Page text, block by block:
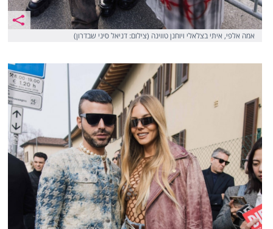
אמה אלפי, איתי בצלאלי ויוחנן טווינה (צילום: דניאל סיני שבדרון)